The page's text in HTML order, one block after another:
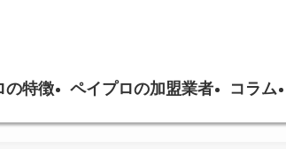
の特徴 ペイプロの加盟業者 コラム